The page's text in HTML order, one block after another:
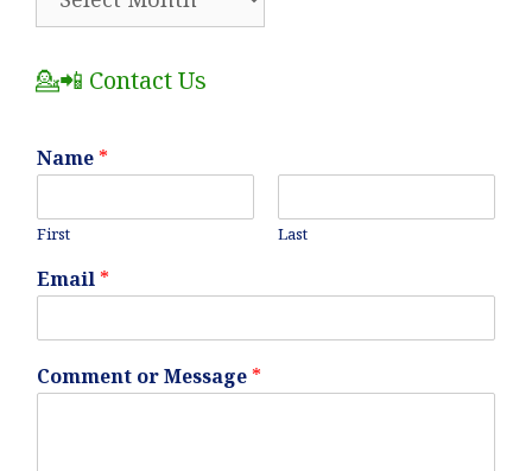
💁📲 Contact Us
Name *
First Last
Email *
Comment or Message *